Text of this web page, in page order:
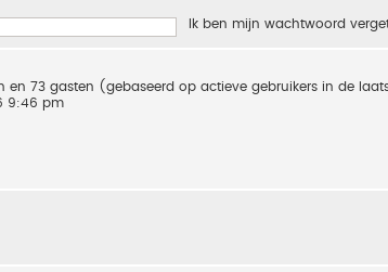
Ik ben mijn wachtwoord
en 73 gasten (gebaseerd op actieve gebruikers in de
9:46 pm